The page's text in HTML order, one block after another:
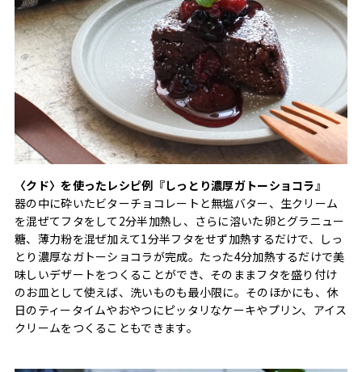
〈クド〉を使ったレシピ例『しっとり濃厚ガトーショコラ』
器の中に砕いたビターチョコレートと無塩バター、生クリーム
を混ぜてフタをして2分半加熱し、さらに溶いた卵とグラニュー
糖、薄力粉を混ぜ加えて1分半フタをせず加熱するだけで、しっ
とり濃厚なガトーショコラが完成。たった4分加熱するだけで美
味しいデザートをつくることができ、そのままフタを盛り付け
のお皿として使えば、洗いものも最小限に。そのほかにも、休
日のティータイムやおやつにピッタリなケーキやプリン、アイス
クリームをつくることもできます。